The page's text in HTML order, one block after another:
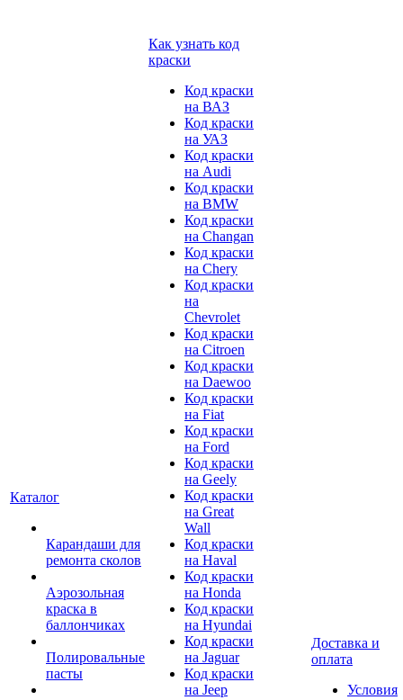
Каталог
Карандаши для
ремонта сколов
Аэрозольная
краска в
баллончиках
Полировальные
пасты
Как узнать код
краски
Код краски
на ВАЗ
Код краски
на УАЗ
Код краски
на Audi
Код краски
на BMW
Код краски
на Changan
Код краски
на Chery
Код краски
на
Chevrolet
Код краски
на Citroen
Код краски
на Daewoo
Код краски
на Fiat
Код краски
на Ford
Код краски
на Geely
Код краски
на Great
Wall
Код краски
на Haval
Код краски
на Honda
Код краски
на Hyundai
Код краски
на Jaguar
Код краски
на Jeep
Доставка и
оплата
Условия